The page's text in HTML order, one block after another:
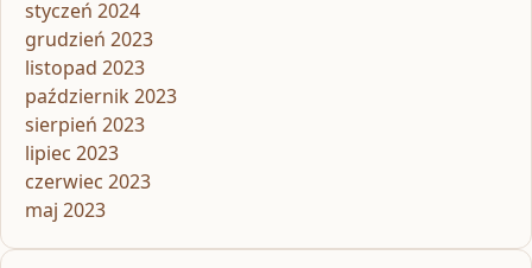
styczeń 2024
grudzień 2023
listopad 2023
październik 2023
sierpień 2023
lipiec 2023
czerwiec 2023
maj 2023